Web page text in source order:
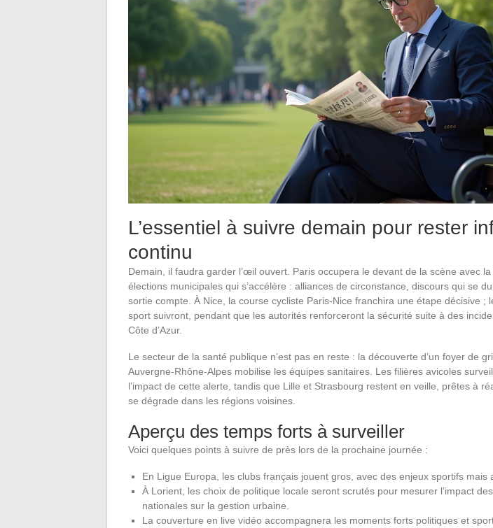
L’essentiel à suivre demain pour rester
continu
Demain, il faudra garder l’œil ouvert. Paris occupera le devant de la scène avec
élections municipales qui s’accélère : alliances de circonstance, discours qui se
sortie compte. À Nice, la course cycliste Paris-Nice franchira une étape décisive ;
sport suivront, pendant que les autorités renforceront la sécurité suite à des
Côte d’Azur.
Le secteur de la santé publique n’est pas en reste : la découverte d’un foyer de
Auvergne-Rhône-Alpes mobilise les équipes sanitaires. Les filières avicoles
l’impact de cette alerte, tandis que Lille et Strasbourg restent en veille, prêtes à
se dégrade dans les régions voisines.
Aperçu des temps forts à surveiller
Voici quelques points à suivre de près lors de la prochaine journée :
En Ligue Europa, les clubs français jouent gros, avec des enjeux sportifs mais
À Lorient, les choix de politique locale seront scrutés pour mesurer l’impact
nationales sur la gestion urbaine.
La couverture en live vidéo accompagnera les moments forts politiques et